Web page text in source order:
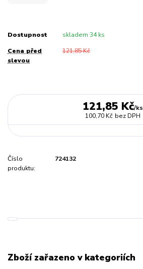
Dostupnost skladem 34 ks
Cena před
slevou
121,85 Kč
121,85 Kč/ks
100,70 Kč bez DPH
Číslo
produktu:
724132
Zboží zařazeno v kategoriích